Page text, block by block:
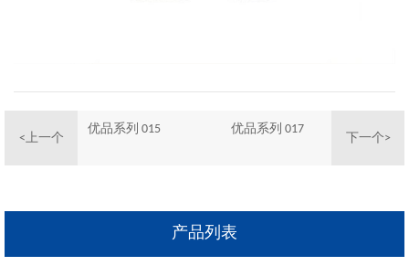
<上一个
优品系列 015
下一个>
优品系列 017
产品列表